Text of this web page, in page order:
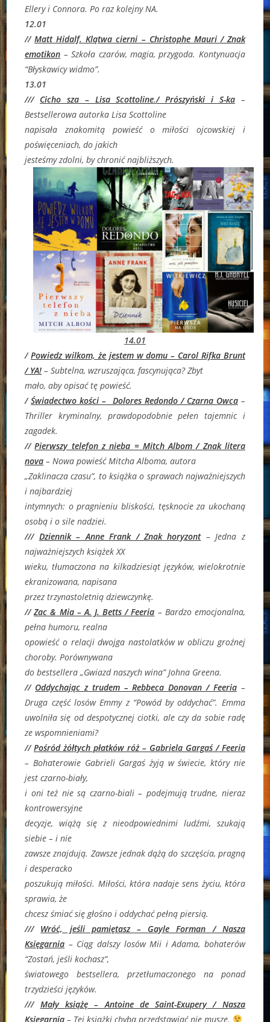
Ellery i Connora. Po raz kolejny NA.
12.01
//Matt Hidalf. Klątwa cierni – Christophe Mauri / Znak
emotikon – Szkoła czarów, magia, przygoda. Kontynuacja
“Błyskawicy widmo”.
13.01
/// Cicho sza – Lisa Scottoline./ Prószyński i S-ka –
Bestsellerowa autorka Lisa Scottoline
napisała znakomitą powieść o miłości ojcowskiej i
poświęceniach, do jakich
jesteśmy zdolni, by chronić najbliższych.
14.01
/Powiedz wilkom, że jestem w domu – Carol Rifka Brunt
/ YA! – Subtelna, wzruszająca, fascynująca? Zbyt
mało, aby opisać tę powieść.
/Świadectwo kości – Dolores Redondo / Czarna Owca–
Thriller kryminalny, prawdopodobnie pełen tajemnic i
zagadek.
//Pierwszy telefon z nieba = Mitch Albom / Znak litera
nova – Nowa powieść Mitcha Alboma, autora
„Zaklinacza czasu”, to książka o sprawach najważniejszych
i najbardziej
intymnych: o pragnieniu bliskości, tęsknocie za ukochaną
osobą i o sile nadziei.
/// Dziennik – Anne Frank / Znak horyzont–Jedna z
najważniejszych książek XX
wieku, tłumaczona na kilkadziesiąt języków, wielokrotnie
ekranizowana, napisana
przez trzynastoletnią dziewczynkę.
//Zac & Mia – A. J. Betts / Feeria –Bardzo emocjonalna,
pełna humoru, realna
opowieść o relacji dwojga nastolatków w obliczu groźnej
choroby. Porównywana
do bestsellera „Gwiazd naszych wina” Johna Greena.
// Oddychając z trudem – Rebbeca Donovan / Feeria–
Druga część losów Emmy z “Powód by oddychać”. Emma
uwolniła się od despotycznej ciotki, ale czy da sobie radę
ze wspomnieniami?
//Pośród żółtych płatków róż – Gabriela Gargaś / Feeria
– Bohaterowie Gabrieli Gargaś żyją w świecie, który nie
jest czarno-biały,
i oni też nie są czarno-biali – podejmują trudne, nieraz
kontrowersyjne
decyzje, wiążą się z nieodpowiednimi ludźmi, szukają
siebie – i nie
zawsze znajdują. Zawsze jednak dążą do szczęścia, pragną
i desperacko
poszukują miłości. Miłości, która nadaje sens życiu, która
sprawia, że
chcesz śmiać się głośno i oddychać pełną piersią.
/// Wróć, jeśli pamiętasz – Gayle Forman / Nasza
Księgarnia – Ciąg dalszy losów Mii i Adama, bohaterów
“Zostań, jeśli kochasz”,
światowego bestsellera, przetłumaczonego na ponad
trzydzieści języków.
/// Mały książę – Antoine de Saint-Exupery / Nasza
Księgarnia – Tej książki chyba przedstawiać nie muszę.